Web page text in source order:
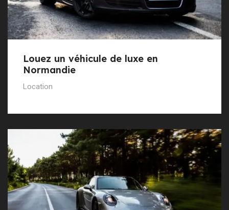
Louez un véhicule de luxe en
Normandie
Location